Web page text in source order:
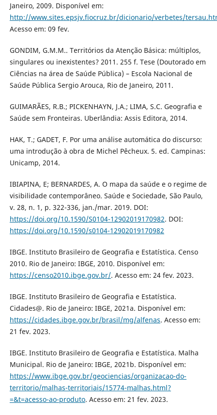
Janeiro, 2009. Disponível em:
http://www.sites.epsjv.fiocruz.br/dicionario/verbetes/
Acesso em: 09 fev.
GONDIM, G.M.M.. Territórios da Atenção Básica: múltiplos,
singulares ou inexistentes? 2011. 255 f. Tese (Doutorado em
Ciências na área de Saúde Pública) – Escola Nacional de
Saúde Pública Sergio Arouca, Rio de Janeiro, 2011.
GUIMARÃES, R.B.; PICKENHAYN, J.A.; LIMA, S.C. Geografia e
Saúde sem Fronteiras. Uberlândia: Assis Editora, 2014.
HAK, T.; GADET, F. Por uma análise automática do discurso:
uma introdução à obra de Michel Pêcheux. 5. ed. Campinas:
Unicamp, 2014.
IBIAPINA, E; BERNARDES, A. O mapa da saúde e o regime de
visibilidade contemporâneo. Saúde e Sociedade, São Paulo,
v. 28, n. 1, p. 322-336, jan./mar. 2019. DOI:
https://doi.org/10.1590/S0104-12902019170982. DOI:
https://doi.org/10.1590/s0104-12902019170982
IBGE. Instituto Brasileiro de Geografia e Estatística. Censo
2010. Rio de Janeiro: IBGE, 2010. Disponível em:
https://censo2010.ibge.gov.br/. Acesso em: 24 fev. 2023.
IBGE. Instituto Brasileiro de Geografia e Estatística.
Cidades@. Rio de Janeiro: IBGE, 2021a. Disponível em:
https://cidades.ibge.gov.br/brasil/mg/alfenas. Acesso em:
21 fev. 2023.
IBGE. Instituto Brasileiro de Geografia e Estatística. Malha
Municipal. Rio de Janeiro: IBGE, 2021b. Disponível em:
https://www.ibge.gov.br/geociencias/organizacao-do-
territorio/malhas-territoriais/15774-malhas.html?
=&t=acesso-ao-produto. Acesso em: 21 fev. 2023.